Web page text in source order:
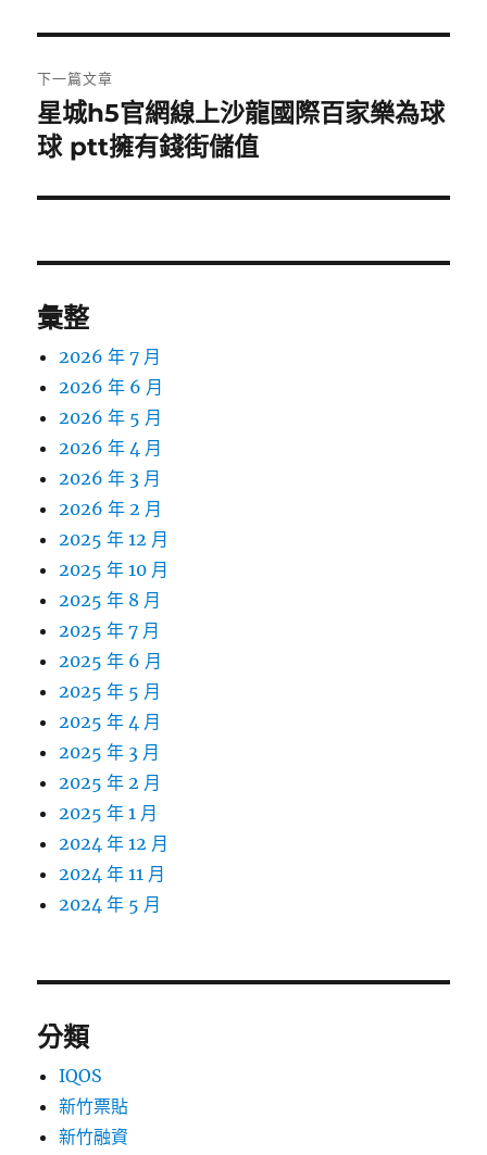
覽
文
章:
下一篇文章
下
一
文
星城h5官網線上沙龍國際百家樂為球
球 ptt擁有錢街儲值
彙整
2026 年 7 月
2026 年 6 月
2026 年 5 月
2026 年 4 月
2026 年 3 月
2026 年 2 月
2025 年 12 月
2025 年 10 月
2025 年 8 月
2025 年 7 月
2025 年 6 月
2025 年 5 月
2025 年 4 月
2025 年 3 月
2025 年 2 月
2025 年 1 月
2024 年 12 月
2024 年 11 月
2024 年 5 月
分類
IQOS
新竹票貼
新竹融資